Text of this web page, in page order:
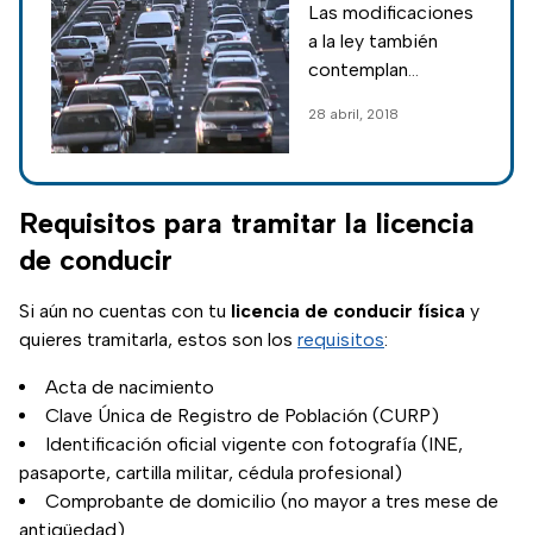
licencia de
conducir
Las modificaciones
a la ley también
contemplan
quienes soliciten el
primera
28 abril, 2018
Requisitos para tramitar la licencia
de conducir
Si aún no cuentas con tu licencia de conducir física y
quieres tramitarla, estos son los requisitos:
Acta de nacimiento
Clave Única de Registro de Población (CURP)
Identificación oficial vigente con fotografía (INE,
pasaporte, cartilla militar, cédula profesional)
Comprobante de domicilio (no mayor a tres mese de
antigüedad)